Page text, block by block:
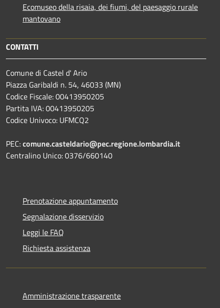
Ecomuseo della risaia, dei fiumi, del paesaggio rurale
mantovano
CONTATTI
Comune di Castel d' Ario
Piazza Garibaldi n. 54, 46033 (MN)
Codice Fiscale: 00413950205
Partita IVA: 00413950205
Codice Univoco: UFMCQ2
PEC:comune.casteldario@pec.regione.lombardia.it
Centralino Unico: 0376/660140
Prenotazione appuntamento
Segnalazione disservizio
Leggi le FAQ
Richiesta assistenza
Amministrazione trasparente